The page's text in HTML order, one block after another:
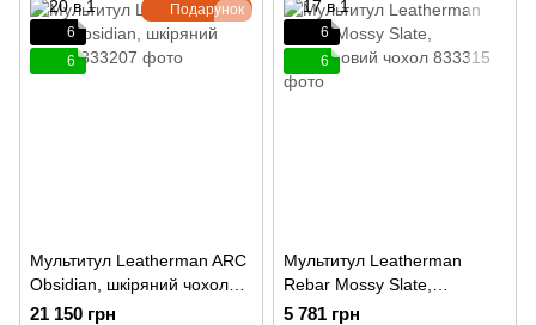
Подарунок
6
6
Мультитул Leatherman ARC
Obsidian, шкіряний чохол
833207
21 150 грн
6
6
Мультитул Leatherman
Rebar Mossy Slate,
нейлоновий чохол 833315
5 781 грн